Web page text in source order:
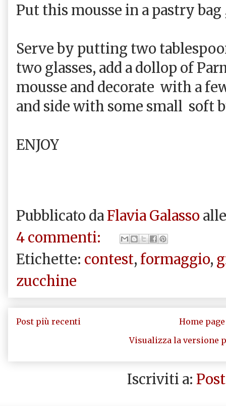
Put this mousse in a pastry
Serve by putting two
two glasses, add a dollop of
mousse and decorate with a
and side with some small soft
ENJOY
Pubblicato da Flavia Galasso
4 commenti:
Etichette: contest, formaggio,
zucchine
Post più recenti
Home page
Visualizza la versione
Iscriviti a: